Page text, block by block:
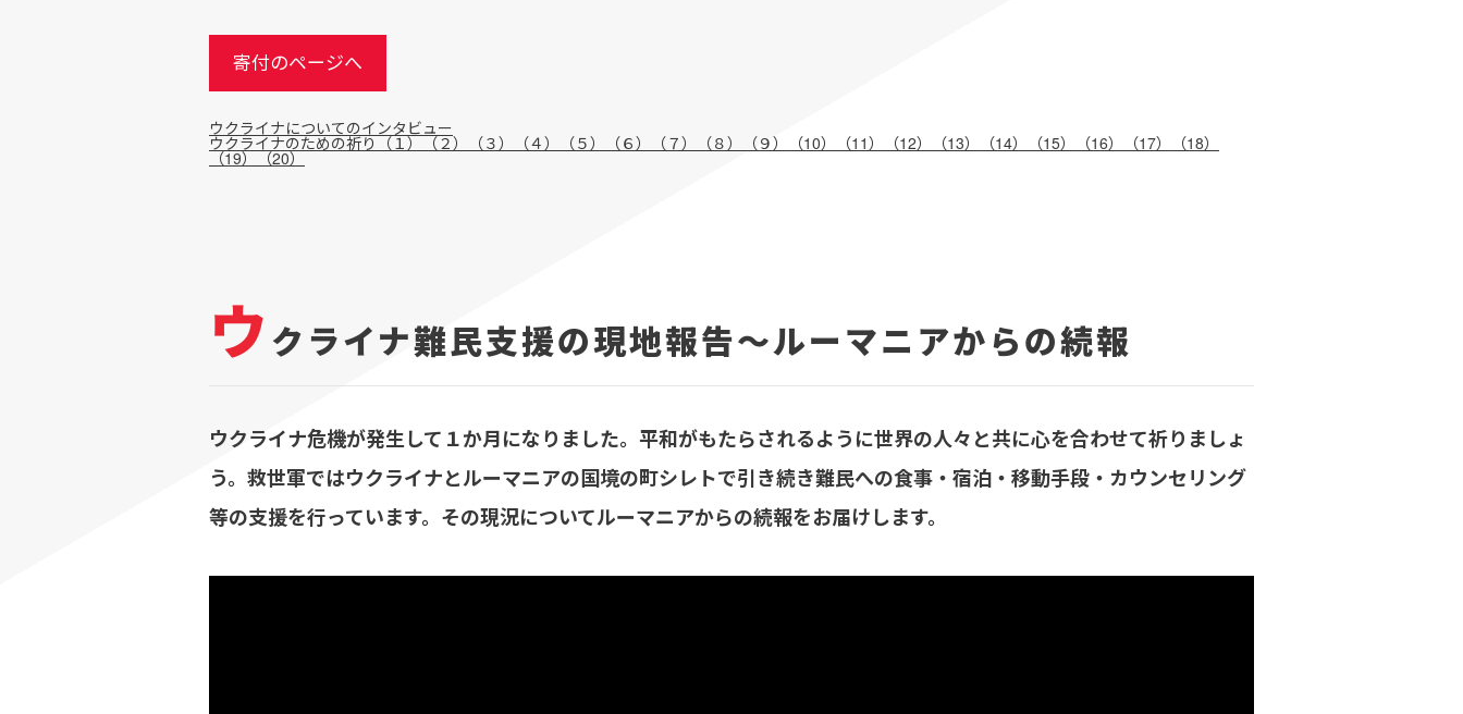
寄付のページへ
ウクライナについてのインタビュー
ウクライナのための祈り（１）（２） （３） （４） （５） （６） （７） （８） （９） （10） （11） （12） （13） （14） （15） （16） （17） （18）
（19）（20）
ウ クライナ難民支援の現地報告～ルーマニアからの続報
ウクライナ危機が発生して１か月になりました。平和がもたらされるように世界の人々と共に心を合わせて祈りましょ
う。救世軍ではウクライナとルーマニアの国境の町シレトで引き続き難民への食事・宿泊・移動手段・カウンセリング
等の支援を行っています。その現況についてルーマニアからの続報をお届けします。